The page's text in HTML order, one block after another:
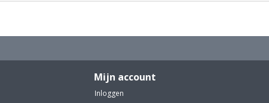
Mijn account
Inloggen